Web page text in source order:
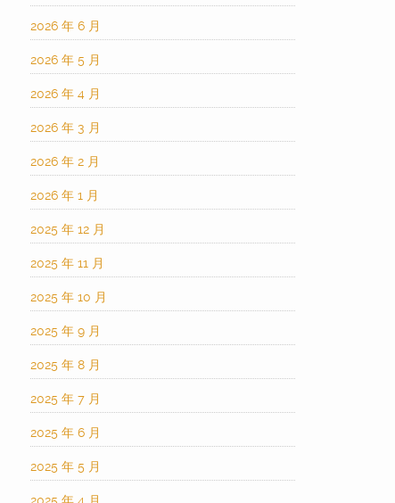
2026 年 6 月
2026 年 5 月
2026 年 4 月
2026 年 3 月
2026 年 2 月
2026 年 1 月
2025 年 12 月
2025 年 11 月
2025 年 10 月
2025 年 9 月
2025 年 8 月
2025 年 7 月
2025 年 6 月
2025 年 5 月